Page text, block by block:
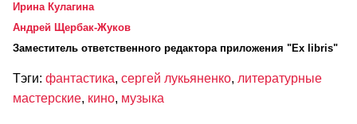
Ирина Кулагина
Андрей Щербак-Жуков
Заместитель ответственного редактора приложения "Ex libris"
Тэги: фантастика, сергей лукьяненко, литературные
мастерские, кино, музыка